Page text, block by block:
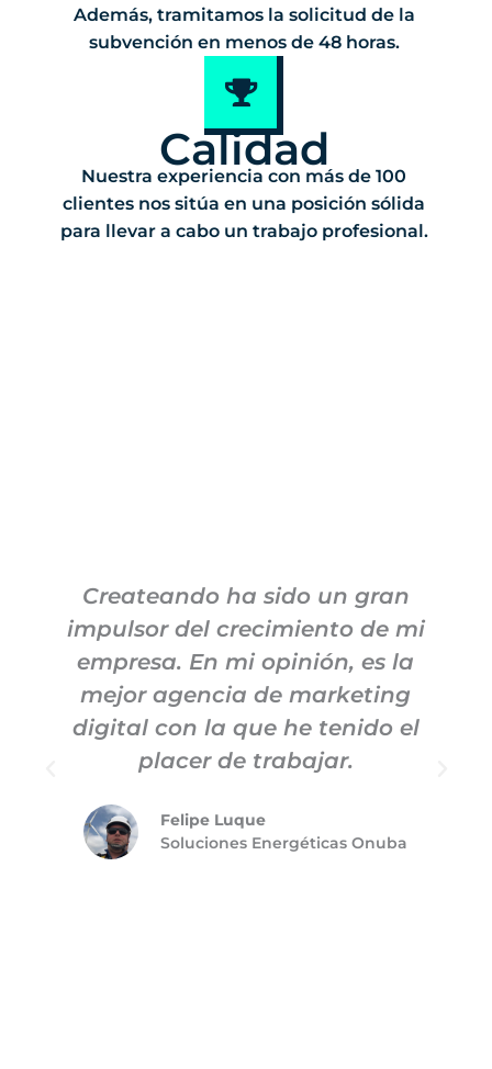
Además, tramitamos la solicitud de la
subvención en menos de 48 horas.
Calidad
Nuestra experiencia con más de 100
clientes nos sitúa en una posición sólida
para llevar a cabo un trabajo profesional.
Createando ha sido un gran
impulsor del crecimiento de mi
empresa. En mi opinión, es la
mejor agencia de marketing
digital con la que he tenido el
placer de trabajar.
Felipe Luque
Soluciones Energéticas Onuba